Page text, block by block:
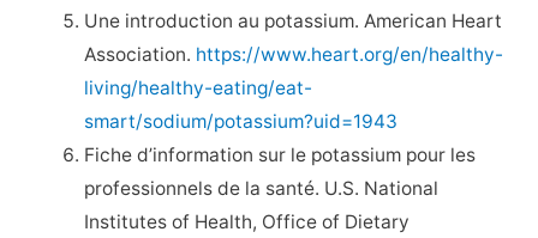
Une introduction au potassium. American Heart
Association. https://www.heart.org/en/healthy-
living/healthy-eating/eat-
smart/sodium/potassium?uid=1943
Fiche d’information sur le potassium pour les
professionnels de la santé. U.S. National
Institutes of Health, Office of Dietary